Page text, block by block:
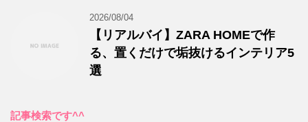
2026/08/04
【リアルバイ】ZARA HOMEで作
る、置くだけで垢抜けるインテリア5
選
記事検索です^^